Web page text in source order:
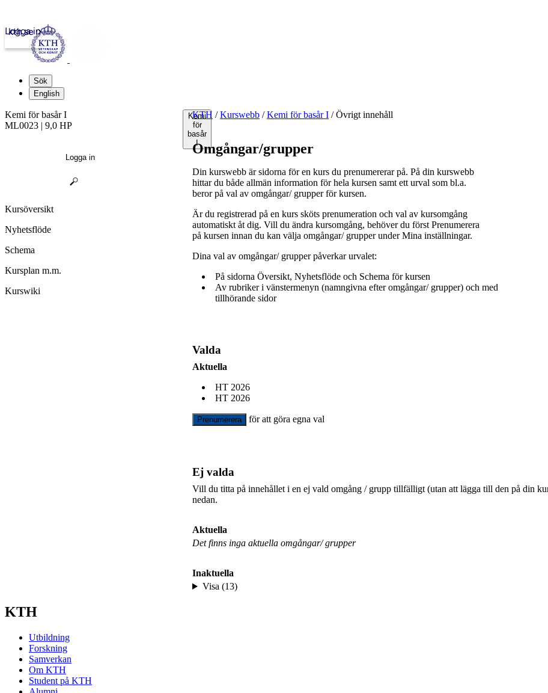
kth.se
Logga in
Sök
English
Kemi
för
basår
I
KTH / Kurswebb / Kemi för basår I /Övrigt innehåll
Omgångar/grupper
Din kurswebb är sidorna för en kurs du prenumererar på. På din kurswebb
hittar du både allmän information för hela kursen samt ett urval som bl.a.
beror på val av omgångar/ grupper för kursen.
Är du registrerad på en kurs sköts prenumeration och val av kursomgång
automatiskt åt dig. Vill du ändra kursomgång, behöver du först Prenumerera
på kursen innan du kan välja omgångar/ grupper under Mina inställningar.
Dina val av omgångar/ grupper påverkar urvalet:
På sidorna Översikt, Nyhetsflöde och Schema för kursen
Av rubriker i vänstermenyn (namngivna efter omgångar/ grupper) och med
tillhörande sidor
Valda
Aktuella
HT 2026
HT 2026
Prenumerera för att göra egna val
Ej valda
Vill du titta på innehållet i en ej vald omgång / grupp tillfälligt (utan att lägga till den på din
nedan.
Aktuella
Det finns inga aktuella omgångar/ grupper
Inaktuella
Visa (13)
Kemi för basår I
ML0023 | 9,0 HP
Logga in
Kursöversikt
Nyhetsflöde
Schema
Kursplan m.m.
Kurswiki
KTH
Utbildning
Forskning
Samverkan
Om KTH
Student på KTH